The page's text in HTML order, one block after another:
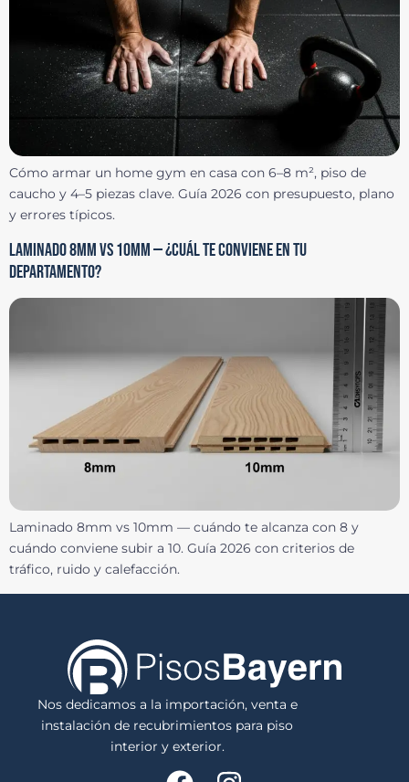
Cómo armar un home gym en casa con 6–8 m², piso de
caucho y 4–5 piezas clave. Guía 2026 con presupuesto, plano
y errores típicos.
LAMINADO 8MM VS 10MM — ¿CUÁL TE CONVIENE EN TU
DEPARTAMENTO?
Laminado 8mm vs 10mm — cuándo te alcanza con 8 y
cuándo conviene subir a 10. Guía 2026 con criterios de
tráfico, ruido y calefacción.
Nos dedicamos a la importación, venta e
instalación de recubrimientos para piso
interior y exterior.